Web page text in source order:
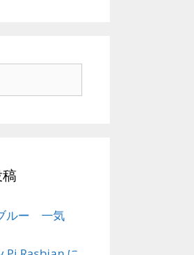
ルー 一気